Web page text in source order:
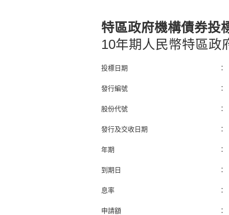
特區政府機構債券投
10年期人民幣特區政
投標日期 ：
發行編號 ：
股份代號 ：
發行及交收日期 ：
年期 ：
到期日 ：
息率 ：
申請額 ：